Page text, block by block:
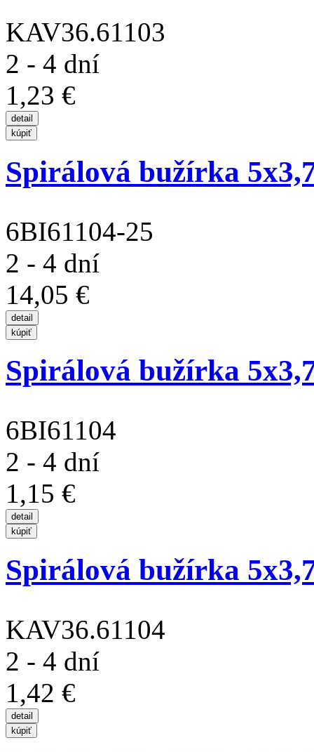
KAV36.61103
2 - 4 dní
1,23 €
Spirálová bužírka
6BI61104-25
2 - 4 dní
14,05 €
Spirálová bužírka
6BI61104
2 - 4 dní
1,15 €
Spirálová bužírka
KAV36.61104
2 - 4 dní
1,42 €